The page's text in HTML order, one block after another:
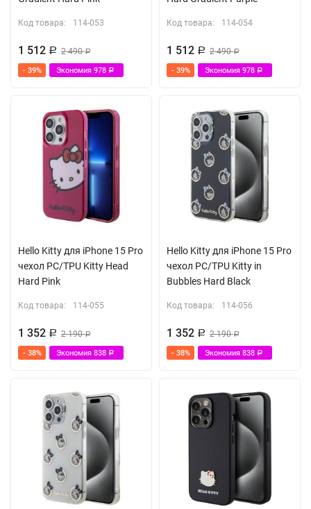
Код товара: 114-053
1 512 Р 2 490Р
- 39% Экономия 978 Р
Код товара: 114-054
1 512 Р 2 490Р
- 39% Экономия 978 Р
Hello Kitty для iPhone 15 Pro
чехол PC/TPU Kitty Head
Hard Pink
Код товара: 114-055
1 352 Р 2 190Р
- 38% Экономия 838 Р
Hello Kitty для iPhone 15 Pro
чехол PC/TPU Kitty in
Bubbles Hard Black
Код товара: 114-056
1 352 Р 2 190Р
- 38% Экономия 838 Р